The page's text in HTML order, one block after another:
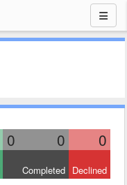
0 0 0
Completed Declined